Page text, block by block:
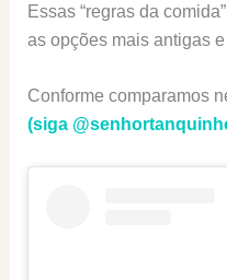
Essas “regras da
as opções mais antigas
Conforme comparamos
(siga